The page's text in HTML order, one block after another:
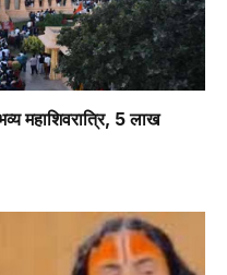
महाशिवरात्रि, 5 लाख